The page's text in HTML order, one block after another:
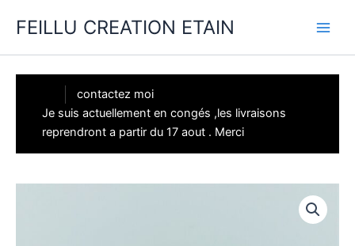
FEILLU CREATION ETAIN
contactez moi
Je suis actuellement en congés ,les livraisons
reprendront a partir du 17 aout . Merci